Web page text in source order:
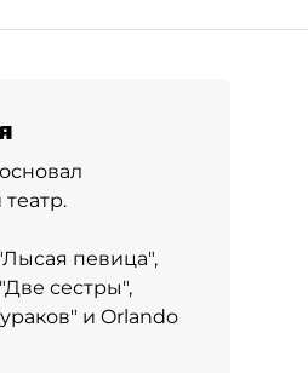
певица",
сестры",
и Orlando